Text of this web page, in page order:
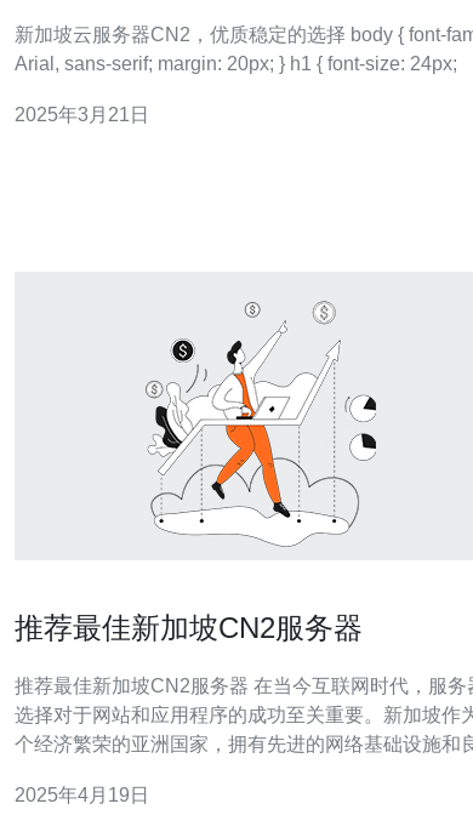
新加坡云服务器CN2，优质稳定的选择 body { font-family:
Arial, sans-serif; margin: 20px; } h1 { font-size: 24px;
2025年3月21日
推荐最佳新加坡CN2服务器
推荐最佳新加坡CN2服务器 在当今互联网时代，服务器的
选择对于网站和应用程序的成功至关重要。新加坡作
个经济繁荣的亚洲国家，拥有先进的网络基础设施和
理想的选择。 CN2服务器是指使用中国电信的CN2 GIA网
2025年4月19日